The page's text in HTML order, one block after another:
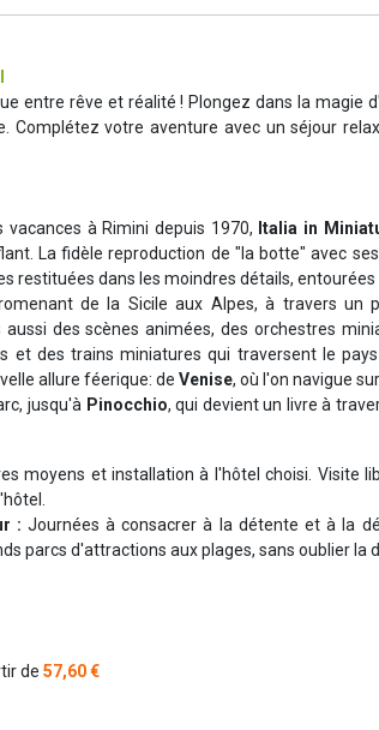
entre rêve et réalité ! Plongez dans la magie
Complétez votre aventure avec un séjour
à Rimini depuis 1970, Italia in
La fidèle reproduction de "la botte" avec
restituées dans les moindres détails,
de la Sicile aux Alpes, à travers un
des scènes animées, des orchestres
et des trains miniatures qui traversent le
allure féerique: de Venise, où l'on navigue
jusqu'à Pinocchio, qui devient un livre à
moyens et installation à l'hôtel choisi. Visite
: Journées à consacrer à la détente et à la
parcs d'attractions aux plages, sans oublier la
de 57,60 €